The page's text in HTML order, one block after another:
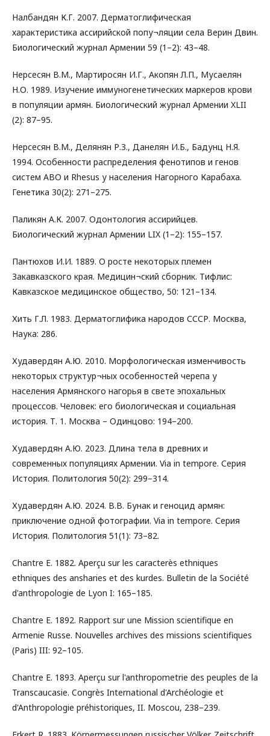
Налбандян К.Г. 2007. Дерматоглифическая
характеристика ассирийской попу¬ляции села Верин Двин.
Биологический журнал Армении 59 (1–2): 43–48.
Нерсесян В.М., Мартиросян И.Г., Акопян Л.П., Мусаелян
Н.О. 1989. Изучение иммуногенетических маркеров крови
в популяции армян. Биологический журнал Армении XLII
(2): 87–95.
Нерсесян В.М., Делянян Р.З., Данелян И.Б., Бадунц Н.Я.
1994. Особенности распределения фенотипов и генов
систем АВО и Rhesus у населения Нагорного Карабаха.
Генетика 30(2): 271–275.
Паликян А.К. 2007. Одонтология ассирийцев.
Биологический журнал Армении LIX (1–2): 155–157.
Пантюхов И.И. 1889. О росте некоторых племен
Закавказского края. Медицин¬ский сборник. Тифлис:
Кавказское медицинское общество, 50: 121–134.
Хить Г.Л. 1983. Дерматоглифика народов СССР. Москва,
Наука: 286.
Худавердян А.Ю. 2010. Морфологическая изменчивость
некоторых структур¬ных особенностей черепа у
населения Армянского нагорья в свете эпохальных
процессов. Человек: его биологическая и социальная
история. Т. 1. Москва – Одинцово: 194–200.
Худавердян А.Ю. 2023. Длина тела в древних и
современных популяциях Армении. Via in tempore. Серия
История. Политология 50(2): 299–314.
Худавердян А.Ю. 2024. В.В. Бунак и геноцид армян:
приключение одной фотографии. Via in tempore. Серия
История. Политология 51(1): 73–82.
Chantre E. 1882. Aperçu sur les caracterès ethniques
ethniques des ansharies et des kurdes. Bulletin de la Société
d'anthropologie de Lyon I: 165–185.
Chantre E. 1892. Rapport sur une Mission scientifique en
Armenie Russe. Nouvelles archives des missions scientifiques
(Paris) III: 92–105.
Chantre E. 1893. Aperçu sur l'anthropometrie des peuples de la
Transcaucasie. Congrès International d'Archéologie et
d'Anthropologie préhistoriques, II. Moscou, 238–239.